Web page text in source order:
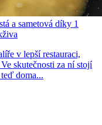
a sametová díky 1
v lepší restauraci,
skutečnosti za ní stojí
doma...